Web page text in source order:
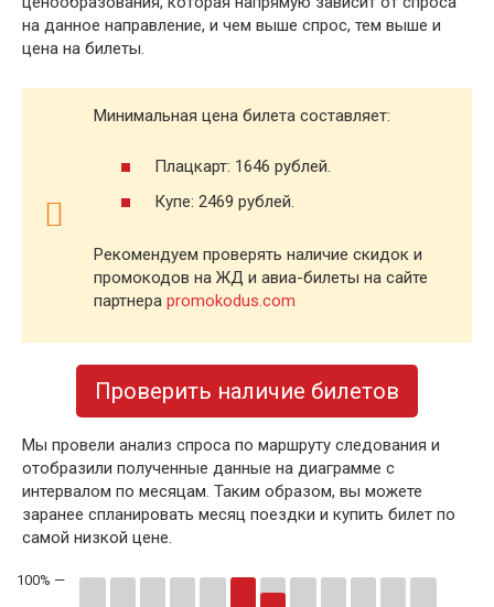
на данное направление, и чем выше спрос, тем выше и
цена на билеты.
Минимальная цена билета составляет:
Плацкарт: 1646 рублей.
Купе: 2469 рублей.
Рекомендуем проверять наличие скидок и
промокодов на ЖД и авиа-билеты на сайте
партнера promokodus.com
Проверить наличие билетов
Мы провели анализ спроса по маршруту следования и
отобразили полученные данные на диаграмме с
интервалом по месяцам. Таким образом, вы можете
заранее спланировать месяц поездки и купить билет по
самой низкой цене.